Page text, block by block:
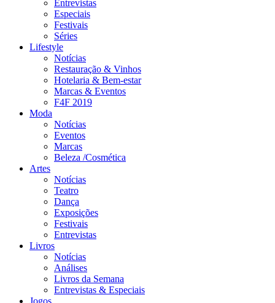
Entrevistas
Especiais
Festivais
Séries
Lifestyle
Notícias
Restauração & Vinhos
Hotelaria & Bem-estar
Marcas & Eventos
F4F 2019
Moda
Notícias
Eventos
Marcas
Beleza /Cosmética
Artes
Notícias
Teatro
Dança
Exposições
Festivais
Entrevistas
Livros
Notícias
Análises
Livros da Semana
Entrevistas & Especiais
Jogos